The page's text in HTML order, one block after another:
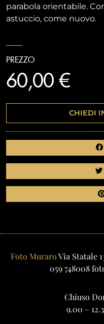
parabola orientabile.
astuccio, come nuovo.
PREZZO
60,00 €
CHIEDI
Foto MuraroVia Statale
059 748008
Chiuso
9.00 –